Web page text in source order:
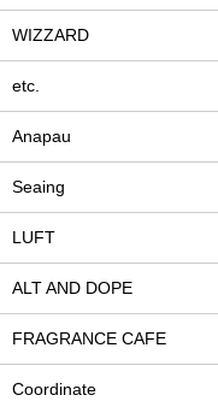
WIZZARD
etc.
Anapau
Seaing
LUFT
ALT AND DOPE
FRAGRANCE CAFE
Coordinate